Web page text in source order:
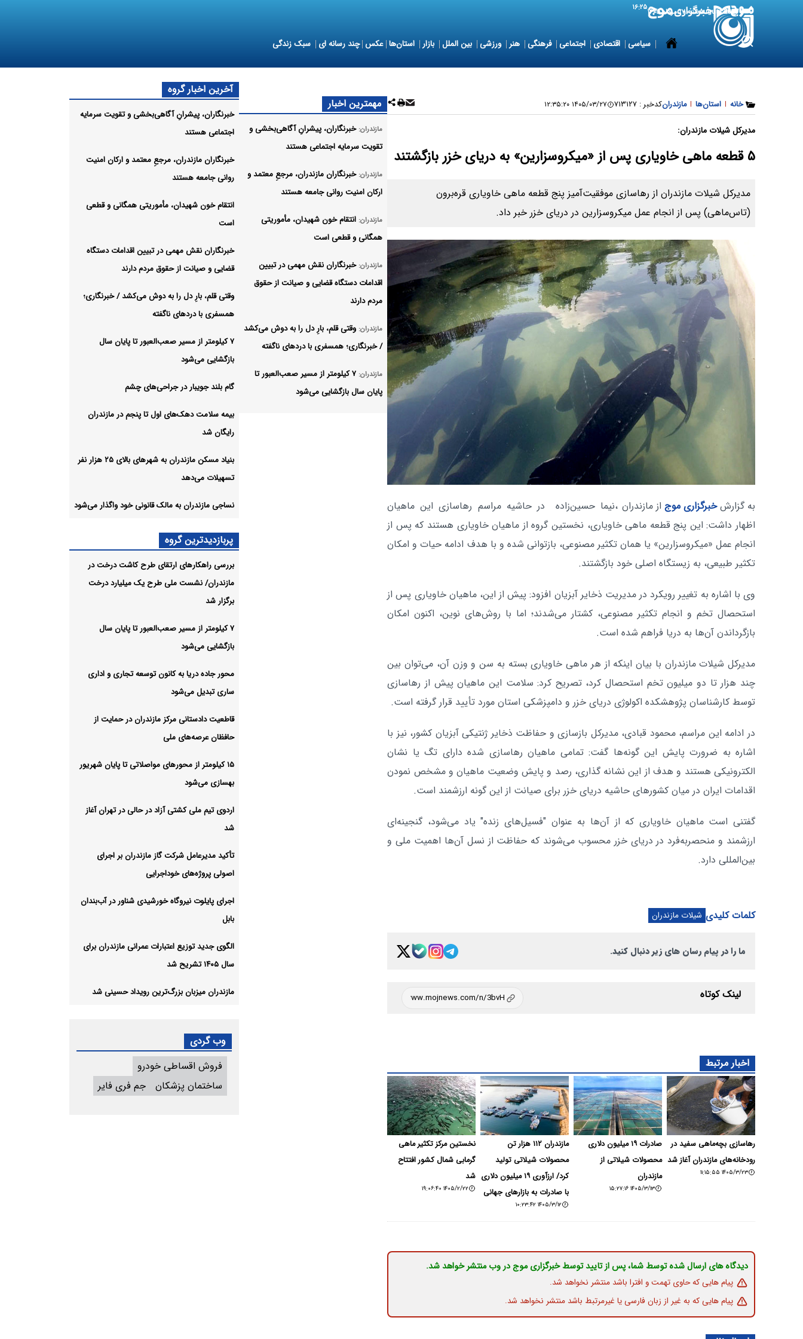
8 August 2026 شنبه ۱۷ مرداد ۱۴۰۵ ۱۶:۲۵
سیاسی اقتصادی اجتماعی فرهنگی هنر ورزشی بین الملل بازار استان‌ها عکس چند رسانه ای سبک زندگی
خانه | استان‌ها | مازندرانکدخبر : ۷۱۳۱۲۷ ۱۴۰۵/۰۳/۲۷ ۱۲:۳۵:۲۰
مدیرکل شیلات مازندران:
۵ قطعه ماهی خاویاری پس از «میکروسزارین» به دریای خزر بازگشتند
مدیرکل شیلات مازندران از رهاسازی موفقیت‌آمیز پنج قطعه ماهی خاویاری قره‌برون
(تاس‌ماهی) پس از انجام عمل میکروسزارین در دریای خزر خبر داد.
به گزارشخبرگزاری موج از مازندران ،نیما حسین‌زاده در حاشیه مراسم رهاسازی این ماهیان
اظهار داشت: این پنج قطعه ماهی خاویاری، نخستین گروه از ماهیان خاویاری هستند که پس از
انجام عمل «میکروسزارین» یا همان تکثیر مصنوعی، بازتوانی شده و با هدف ادامه حیات و امکان
تکثیر طبیعی، به زیستگاه اصلی خود بازگشتند.
وی با اشاره به تغییر رویکرد در مدیریت ذخایر آبزیان افزود: پیش از این، ماهیان خاویاری پس از
استحصال تخم و انجام تکثیر مصنوعی، کشتار می‌شدند؛ اما با روش‌های نوین، اکنون امکان
بازگرداندن آن‌ها به دریا فراهم شده است.
مدیرکل شیلات مازندران با بیان اینکه از هر ماهی خاویاری بسته به سن و وزن آن، می‌توان بین
چند هزار تا دو میلیون تخم استحصال کرد، تصریح کرد: سلامت این ماهیان پیش از رهاسازی
توسط کارشناسان پژوهشکده اکولوژی دریای خزر و دامپزشکی استان مورد تأیید قرار گرفته است.
در ادامه این مراسم، محمود قبادی، مدیرکل بازسازی و حفاظت ذخایر ژنتیکی آبزیان کشور، نیز با
اشاره به ضرورت پایش این گونه‌ها گفت: تمامی ماهیان رهاسازی شده دارای تگ یا نشان
الکترونیکی هستند و هدف از این نشانه گذاری، رصد و پایش وضعیت ماهیان و مشخص نمودن
اقدامات ایران در میان کشورهای حاشیه دریای خزر برای صیانت از این گونه ارزشمند است.
گفتنی است ماهیان خاویاری که از آن‌ها به عنوان "فسیل‌های زنده" یاد می‌شود، گنجینه‌ای
ارزشمند و منحصر‌به‌فرد در دریای خزر محسوب می‌شوند که حفاظت از نسل آن‌ها اهمیت ملی و
بین‌المللی دارد.
کلمات کلیدی شیلات مازندران
ما را در پیام رسان های زیر دنبال کنید.
لینک کوتاه
اخبار مرتبط
رهاسازی بچه‌ماهی سفید در
رودخانه‌های مازندران آغاز شد
۱۴۰۵/۳/۲۳ ۱۱:۱۵:۵۵
صادرات ۱۹ میلیون دلاری
محصولات شیلاتی از
مازندران
۱۴۰۵/۳/۱۳ ۱۵:۲۷:۱۶
مازندران ۱۱۲ هزار تن
محصولات شیلاتی تولید
کرد/ ارزآوری ۱۹ میلیون دلاری
با صادرات به بازارهای جهانی
۱۴۰۵/۳/۱۲ ۱۰:۲۳:۴۲
نخستین مرکز تکثیر ماهی
گرمابی شمال کشور افتتاح
شد
۱۴۰۵/۲/۲۲ ۱۹:۰۶:۴۰
دیدگاه های ارسال شده توسط شما، پس از تایید توسط خبرگزاری موج در وب منتشر خواهد شد.
پیام هایی که حاوی تهمت و افترا باشد منتشر نخواهد شد.
پیام هایی که به غیر از زبان فارسی یا غیرمرتبط باشد منتشر نخواهد شد.
مهمترین اخبار
مازندران: خبرنگاران، پیشرانِ آگاهی‌بخشی و
تقویت سرمایه اجتماعی هستند
مازندران: خبرنگاران مازندران، مرجعِ معتمد و
ارکان امنیت روانی جامعه هستند
مازندران: انتقام خون شهیدان، مأموریتی
همگانی و قطعی است
مازندران: خبرنگاران نقش مهمی در تبیین
اقدامات دستگاه قضایی و صیانت از حقوق
مردم دارند
مازندران: وقتی قلم، بارِ دل را به دوش می‌کشد
/ خبرنگاری؛ همسفری با دردهای ناگفته
مازندران:
۷ کیلومتر از مسیر صعب‌العبور تا
پایان سال بازگشایی می‌شود
آخرین اخبار گروه
خبرنگاران، پیشرانِ آگاهی‌بخشی و تقویت سرمایه
اجتماعی هستند
خبرنگاران مازندران، مرجعِ معتمد و ارکان امنیت
روانی جامعه هستند
انتقام خون شهیدان، مأموریتی همگانی و قطعی
است
خبرنگاران نقش مهمی در تبیین اقدامات دستگاه
قضایی و صیانت از حقوق مردم دارند
وقتی قلم، بارِ دل را به دوش می‌کشد / خبرنگاری؛
همسفری با دردهای ناگفته
۷ کیلومتر از مسیر صعب‌العبور تا پایان سال
بازگشایی می‌شود
گام بلند جویبار در جراحی‌های چشم
بیمه سلامت دهک‌های اول تا پنجم در مازندران
رایگان شد
بنیاد مسکن مازندران به شهرهای بالای ۲۵ هزار نفر
تسهیلات می‌دهد
نساجی مازندران به مالک قانونی خود واگذار می‌شود
پربازدیدترین گروه
بررسی راهکارهای ارتقای طرح کاشت درخت در
مازندران/ نشست ملی طرح یک میلیارد درخت
برگزار شد
۷ کیلومتر از مسیر صعب‌العبور تا پایان سال
بازگشایی می‌شود
محور جاده دریا به کانون توسعه تجاری و اداری
ساری تبدیل می‌شود
قاطعیت دادستانی مرکز مازندران در حمایت از
حافظان عرصه‌های ملی
۱۵ کیلومتر از محورهای مواصلاتی تا پایان شهریور
بهسازی می‌شود
اردوی تیم ملی کشتی آزاد در حالی در تهران آغاز
شد
تأکید مدیرعامل شرکت گاز مازندران بر اجرای
اصولی پروژه‌های خوداجرایی
اجرای پایلوت نیروگاه خورشیدی شناور در آب‌بندان
بابل
الگوی جدید توزیع اعتبارات عمرانی مازندران برای
سال ۱۴۰۵ تشریح شد
مازندران میزبان بزرگ‌ترین رویداد حسینی شد
وب گردی
فروش اقساطی خودرو
ساختمان پزشکان
جم فری فایر